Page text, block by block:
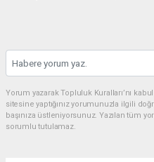
Yorum yazarak Topluluk Kuralları’nı
sitesine yaptığınız yorumunuzla ilgili
başınıza üstleniyorsunuz. Yazılan tüm
sorumlu tutulamaz.